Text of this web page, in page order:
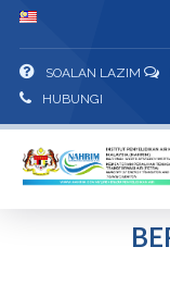
SOALAN LAZIM
HUBUNGI